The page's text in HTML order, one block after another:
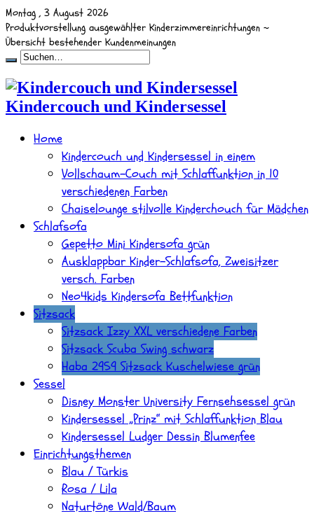
Montag , 3 August 2026
Produktvorstellung ausgewählter Kinderzimmereinrichtungen ~
Übersicht bestehender Kundenmeinungen
Kindercouch und Kindersessel
Home
Kindercouch und Kindersessel in einem
Vollschaum-Couch mit Schlaffunktion in 10
verschiedenen Farben
Chaiselounge stilvolle Kinderchouch für Mädchen
Schlafsofa
Gepetto Mini Kindersofa grün
Ausklappbar Kinder-Schlafsofa, Zweisitzer
versch. Farben
Neo4kids Kindersofa Bettfunktion
Sitzsack
Sitzsack Izzy XXL verschiedene Farben
Sitzsack Scuba Swing schwarz
Haba 2959 Sitzsack Kuschelwiese grün
Sessel
Disney Monster University Fernsehsessel grün
Kindersessel „Prinz“ mit Schlaffunktion Blau
Kindersessel Ludger Dessin Blumenfee
Einrichtungsthemen
Blau / Türkis
Rosa / Lila
Naturtöne Wald/Baum